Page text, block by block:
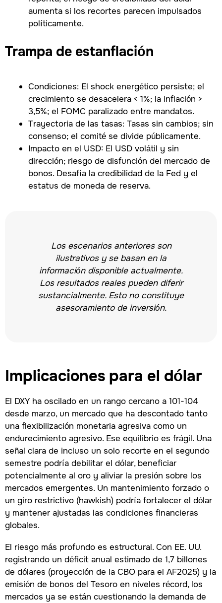
aumenta si los recortes parecen impulsados
políticamente.
Trampa de estanflación
Condiciones: El shock energético persiste; el
crecimiento se desacelera < 1%; la inflación >
3,5%; el FOMC paralizado entre mandatos.
Trayectoria de las tasas: Tasas sin cambios; sin
consenso; el comité se divide públicamente.
Impacto en el USD: El USD volátil y sin
dirección; riesgo de disfunción del mercado de
bonos. Desafía la credibilidad de la Fed y el
estatus de moneda de reserva.
Los escenarios anteriores son
ilustrativos y se basan en la
información disponible actualmente.
Los resultados reales pueden diferir
sustancialmente. Esto no constituye
asesoramiento de inversión.
Implicaciones para el dólar
El DXY ha oscilado en un rango cercano a 101-104
desde marzo, un mercado que ha descontado tanto
una flexibilización monetaria agresiva como un
endurecimiento agresivo. Ese equilibrio es frágil. Una
señal clara de incluso un solo recorte en el segundo
semestre podría debilitar el dólar, beneficiar
potencialmente al oro y aliviar la presión sobre los
mercados emergentes. Un mantenimiento forzado o
un giro restrictivo (hawkish) podría fortalecer el dólar
y mantener ajustadas las condiciones financieras
globales.
El riesgo más profundo es estructural. Con EE. UU.
registrando un déficit anual estimado de 1,7 billones
de dólares (proyección de la CBO para el AF2025) y la
emisión de bonos del Tesoro en niveles récord, los
mercados ya se están cuestionando la demanda de